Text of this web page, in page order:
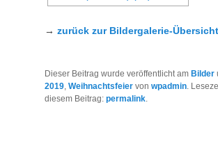
→ zurück zur Bildergalerie-Übersicht
Dieser Beitrag wurde veröffentlicht am Bilder
2019, Weihnachtsfeier von wpadmin.
diesem Beitrag: permalink.